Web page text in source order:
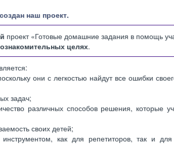
наш проект.
проект «Готовые домашние задания в помощь
целях.
они с легкостью найдут все ошибки
задач;
различных способов решения, которые
своих детей;
как для репетиторов, так и